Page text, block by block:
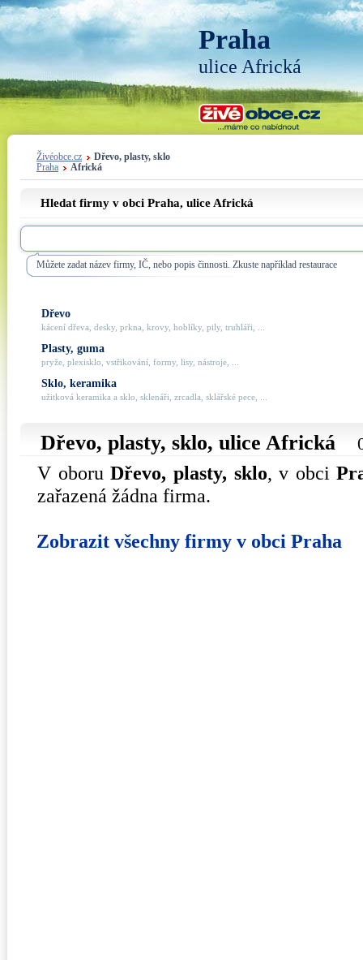
Praha
ulice Africká
Živéobce.cz
Dřevo, plasty, sklo
Praha
Africká
Hledat firmy v obci Praha, ulice Africká
Můžete zadat název firmy, IČ, nebo popis činnosti. Zkuste například restaurace
Dřevo
kácení dřeva, desky, prkna, krovy, hoblíky, pily, truhláři, ...
Plasty, guma
pryže, plexisklo, vstřikování, formy, lisy, nástroje, ...
Sklo, keramika
užitková keramika a sklo, sklenáři, zrcadla, sklářské pece, ...
Dřevo, plasty, sklo, ulice Africká
V oboruDřevo, plasty, sklo, v obci
zařazená žádna firma.
Zobrazit všechny firmy v obci Praha